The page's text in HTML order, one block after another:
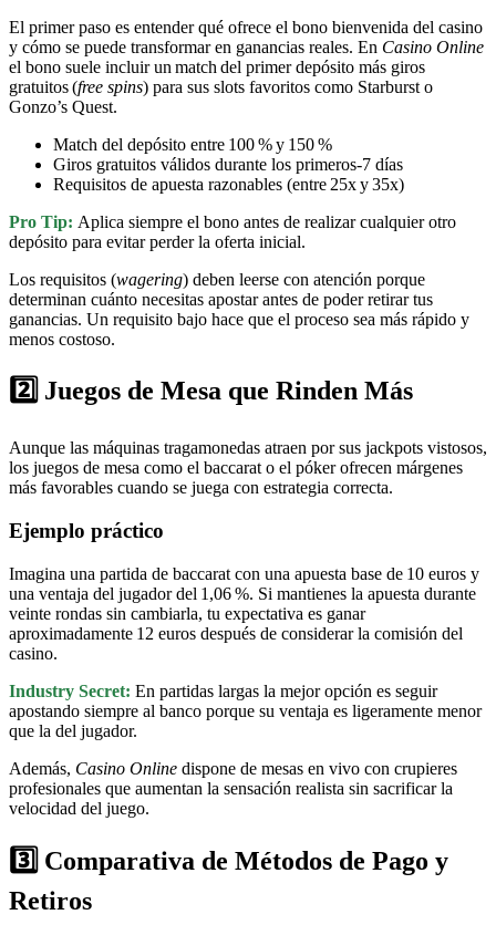
El primer paso es entender qué ofrece el bono bienvenida del casino
y cómo se puede transformar en ganancias reales. En Casino Online
el bono suele incluir un match del primer depósito más giros
gratuitos (free spins) para sus slots favoritos como Starburst o
Gonzo’s Quest.
Match del depósito entre 100 % y 150 %
Giros gratuitos válidos durante los primeros‑7 días
Requisitos de apuesta razonables (entre 25x y 35x)
Pro Tip: Aplica siempre el bono antes de realizar cualquier otro
depósito para evitar perder la oferta inicial.
Los requisitos (wagering) deben leerse con atención porque
determinan cuánto necesitas apostar antes de poder retirar tus
ganancias. Un requisito bajo hace que el proceso sea más rápido y
menos costoso.
2️⃣ Juegos de Mesa que Rinden Más
Aunque las máquinas tragamonedas atraen por sus jackpots vistosos,
los juegos de mesa como el baccarat o el póker ofrecen márgenes
más favorables cuando se juega con estrategia correcta.
Ejemplo práctico
Imagina una partida de baccarat con una apuesta base de 10 euros y
una ventaja del jugador del 1,06 %. Si mantienes la apuesta durante
veinte rondas sin cambiarla, tu expectativa es ganar
aproximadamente 12 euros después de considerar la comisión del
casino.
Industry Secret: En partidas largas la mejor opción es seguir
apostando siempre al banco porque su ventaja es ligeramente menor
que la del jugador.
Además, Casino Online dispone de mesas en vivo con crupieres
profesionales que aumentan la sensación realista sin sacrificar la
velocidad del juego.
3️⃣ Comparativa de Métodos de Pago y
Retiros